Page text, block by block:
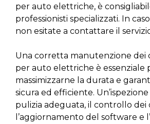
per auto elettriche, è
professionisti specializzati. In
non esitate a contattare il
Una corretta manutenzione dei
per auto elettriche è essenziale
massimizzarne la durata e
sicura ed efficiente.
pulizia adeguata, il controllo dei
l’aggiornamento del software e